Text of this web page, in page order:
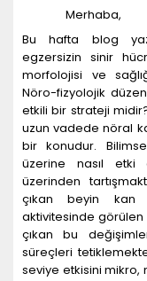
Merhaba,
Bu hafta blog
egzersizin sinir
morfolojisi ve
Nöro-fizyolojik
etkili bir strateji
uzun vadede nöral
bir konudur.
üzerine nasıl
üzerinden
çıkan beyin kan
aktivitesinde görülen
çıkan bu
süreçleri
seviye etkisini mikro,